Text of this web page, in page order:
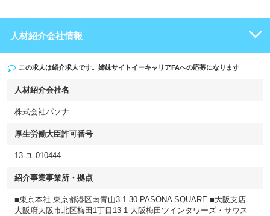
人材紹介会社情報
この求人は紹介求人です。姉妹サイト イーキャリアFAへの応募になります
人材紹介会社名
株式会社パソナ
厚生労働大臣許可番号
13-ユ-010444
紹介事業事業所・拠点
■東京本社 東京都港区南青山3-1-30 PASONA SQUARE ■大阪支店
大阪府大阪市北区梅田1丁目13-1 大阪梅田ツインタワーズ・サウス